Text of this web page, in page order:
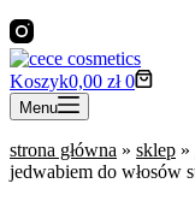
Koszyk0,00 zł 0
Menu
strona główna » sklep »
jedwabiem do włosów